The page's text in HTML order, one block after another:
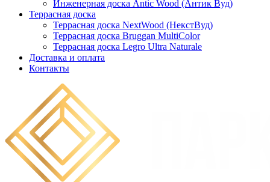
Инженерная доска Antic Wood (Антик Вуд)
Террасная доска
Террасная доска NextWood (НекстВуд)
Террасная доска Bruggan MultiColor
Террасная доска Legro Ultra Naturale
Доставка и оплата
Контакты